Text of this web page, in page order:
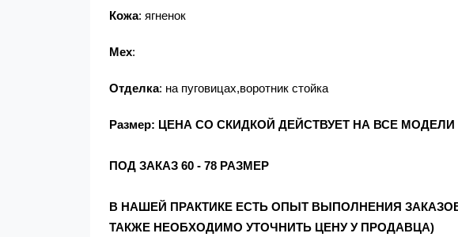
Кожа: ягненок
Мех:
Отделка: на пуговицах,воротник стойка
Размер: ЦЕНА СО СКИДКОЙ ДЕЙСТВУЕТ НА ВСЕ МОДЕЛИ
ПОД ЗАКАЗ 60 - 78 РАЗМЕР
В НАШЕЙ ПРАКТИКЕ ЕСТЬ ОПЫТ ВЫПОЛНЕНИЯ
ТАКЖЕ НЕОБХОДИМО УТОЧНИТЬ ЦЕНУ У ПРОДАВЦА)